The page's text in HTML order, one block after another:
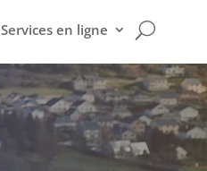
Services en ligne